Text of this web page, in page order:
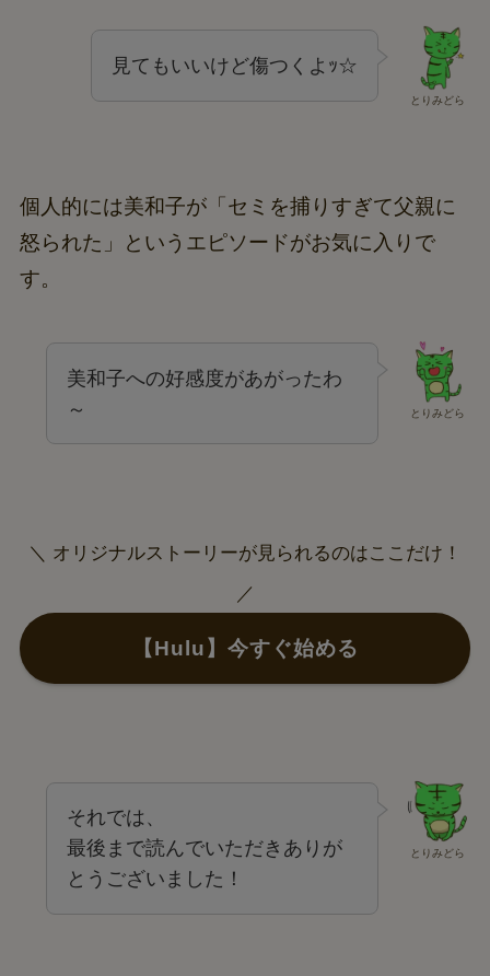
とりみどら
見てもいいけど傷つくよｯ☆
個人的には美和子が「セミを捕りすぎて父親に
怒られた」というエピソードがお気に入りで
す。
とりみどら
美和子への好感度があがったわ
～
＼ オリジナルストーリーが見られるのはここだけ！
／
【Hulu】今すぐ始める
とりみどら
それでは、
最後まで読んでいただきありが
とうございました！